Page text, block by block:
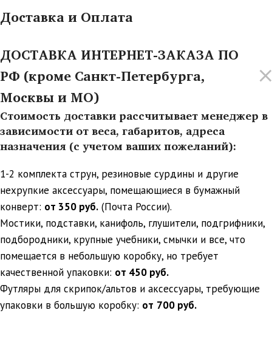
Доставка и Оплата
ДОСТАВКА ИНТЕРНЕТ-ЗАКАЗА ПО
РФ (кроме Санкт-Петербурга,
Москвы и МО)
Стоимость доставки рассчитывает менеджер в
зависимости от веса, габаритов, адреса
назначения (с учетом ваших пожеланий):
1-2 комплекта струн, резиновые сурдины и другие
нехрупкие аксессуары, помещающиеся в бумажный
конверт: от 350 руб. (Почта России).
Мостики, подставки, канифоль, глушители, подгрифники,
подбородники, крупные учебники, смычки и все, что
помещается в небольшую коробку, но требует
качественной упаковки: от 450 руб.
Футляры для скрипок/альтов и аксессуары, требующие
упаковки в большую коробку: от 700 руб.